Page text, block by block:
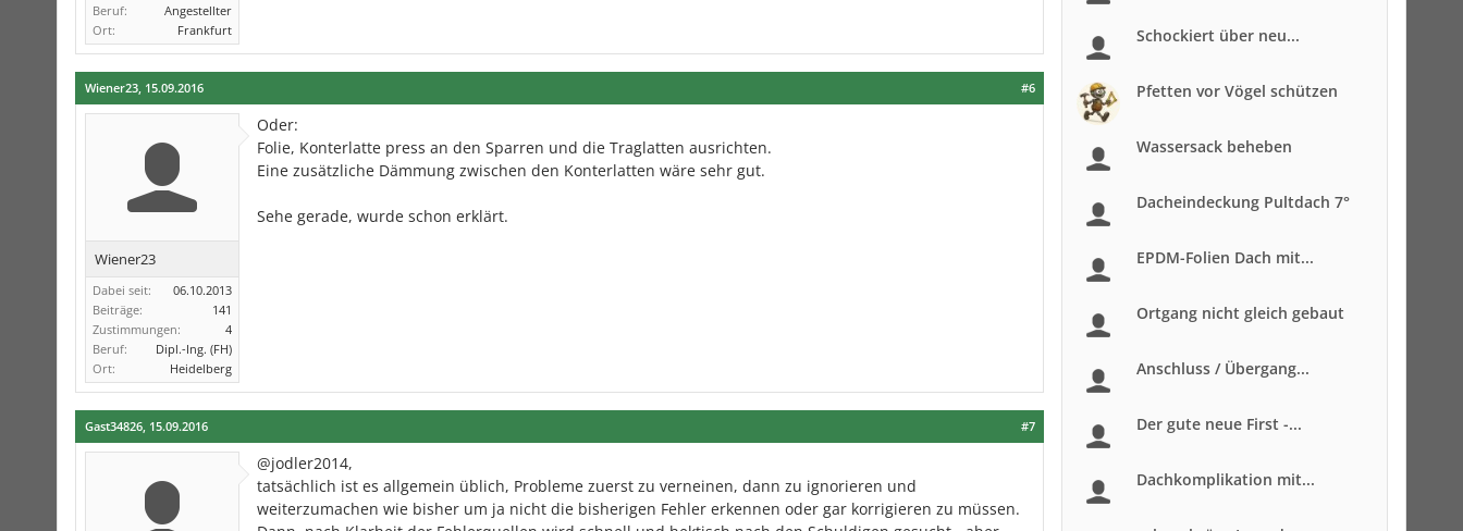
Beruf:
Angestellter
Ort:
Frankfurt
#6
Wiener23, 15.09.2016
Wiener23
Dabei seit:
06.10.2013
Beiträge:
141
Zustimmungen:
4
Beruf:
Dipl.-Ing. (FH)
Ort:
Heidelberg
Oder:
Folie, Konterlatte press an den Sparren und die Traglatten ausrichten.
Eine zusätzliche Dämmung zwischen den Konterlatten wäre sehr gut.
Sehe gerade, wurde schon erklärt.
#7
Gast34826, 15.09.2016
@jodler2014,
tatsächlich ist es allgemein üblich, Probleme zuerst zu verneinen, dann zu ignorieren und
weiterzumachen wie bisher um ja nicht die bisherigen Fehler erkennen oder gar korrigieren zu müssen.
Schockiert über neu...
Pfetten vor Vögel schützen
Wassersack beheben
Dacheindeckung Pultdach 7°
EPDM-Folien Dach mit...
Ortgang nicht gleich gebaut
Anschluss / Übergang...
Der gute neue First -...
Dachkomplikation mit...